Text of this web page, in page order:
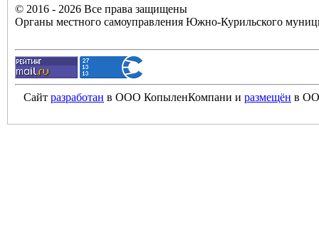
© 2016 - 2026 Все права защищены
Органы местного самоуправления Южно-Курильского
Сайт разработан в ООО КопыленКомпани и размещён в